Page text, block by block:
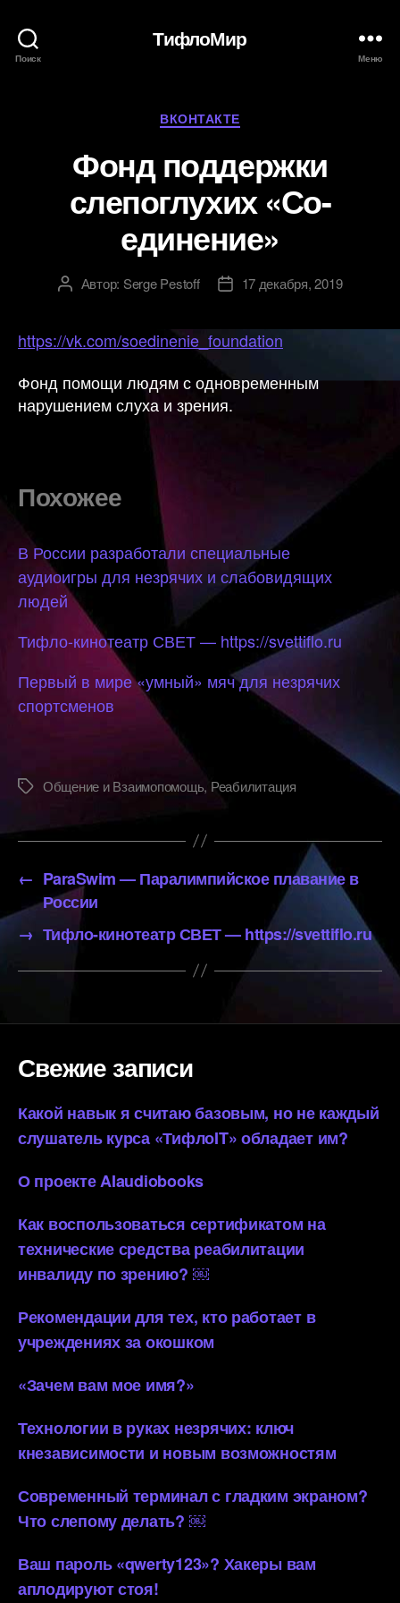
Поиск
ТифлоМир
Меню
Рубрики
ВКОНТАКТЕ
Фонд поддержки
слепоглухих «Со-
единение»
АвторАвтор: Serge Pestoff
Дата17 декабря, 2019
https://vk.com/soedinenie_foundation
Фонд помощи людям с одновременным
нарушением слуха и зрения.
Похожее
В России разработали специальные
аудиоигры для незрячих и слабовидящих
людей
Тифло-кинотеатр СВЕТ — https://svettiflo.ru
Первый в мире «умный» мяч для незрячих
спортсменов
МеткиОбщение и Взаимопомощь, Реабилитация
← ParaSwim — Паралимпийское плавание в
России
→ Тифло-кинотеатр СВЕТ — https://svettiflo.ru
Свежие записи
Какой навык я считаю базовым, но не каждый
слушатель курса «ТифлоIT» обладает им?
О проекте AIaudiobooks
Как воспользоваться сертификатом на
технические средства реабилитации
инвалиду по зрению? ￼
Рекомендации для тех, кто работает в
учреждениях за окошком
«Зачем вам мое имя?»
Технологии в руках незрячих: ключ
кнезависимости и новым возможностям
Современный терминал с гладким экраном?
Что слепому делать? ￼
Ваш пароль «qwerty123»? Хакеры вам
аплодируют стоя!